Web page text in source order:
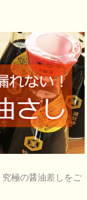
極の醤油差しをご